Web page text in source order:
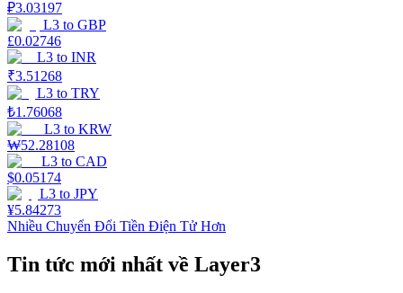
₽3.03197
L3 to GBP
£0.02746
L3 to INR
₹3.51268
L3 to TRY
₺1.76068
L3 to KRW
₩52.28108
L3 to CAD
$0.05174
L3 to JPY
¥5.84273
Nhiều Chuyển Đổi Tiền Điện Tử Hơn
Tin tức mới nhất về Layer3